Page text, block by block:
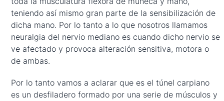
teniendo así mismo gran parte de la sensibilización de
dicha mano. Por lo tanto a lo que nosotros llamamos
neuralgia del nervio mediano es cuando dicho nervio se
ve afectado y provoca alteración sensitiva, motora o
de ambas.
Por lo tanto vamos a aclarar que es el túnel carpiano
es un desfiladero formado por una serie de músculos y